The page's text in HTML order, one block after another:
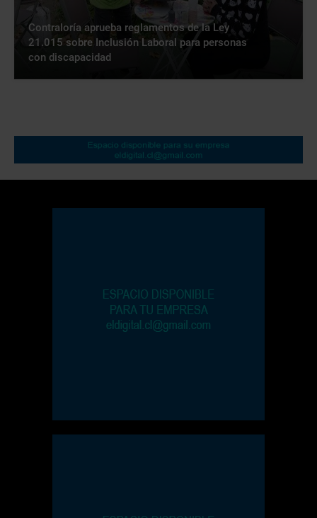
Contraloría aprueba reglamentos de la Ley
21.015 sobre Inclusión Laboral para personas
con discapacidad